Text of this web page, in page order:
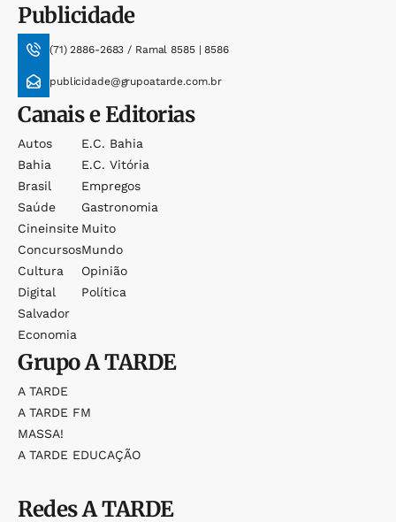
Publicidade
(71) 2886-2683 / Ramal 8585 | 8586
publicidade@grupoatarde.com.br
Canais e Editorias
Autos
Bahia
Brasil
Saúde
Cineinsite
Concursos
Cultura
Digital
Salvador
Economia
E.c. Bahia
E.c. Vitória
Empregos
Gastronomia
Muito
Mundo
Opinião
Política
GrupoA TARDE
A TARDE
A TARDE FM
MASSA!
A TARDE EDUCAÇÃO
RedesA TARDE